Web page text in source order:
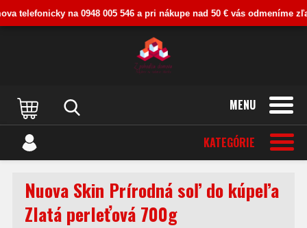
MENU
KATEGÓRIE
Nuova Skin Prírodná soľ do kúpeľa
Zlatá perleťová 700g
telefonicky na 0948 005 546 a pri nákupe nad 50 € vás odmeníme